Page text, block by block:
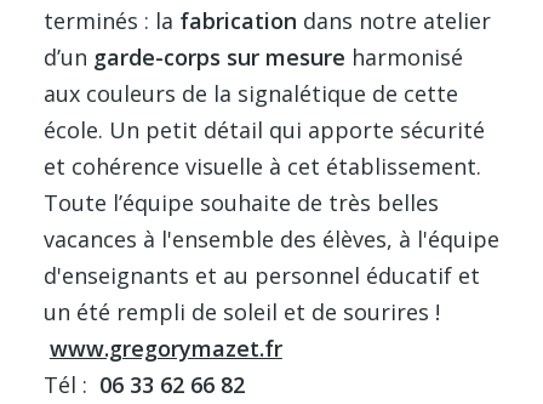
terminés : la fabrication dans notre atelier
d’un garde-corps sur mesure harmonisé
aux couleurs de la signalétique de cette
école. Un petit détail qui apporte sécurité
et cohérence visuelle à cet établissement.
Toute l’équipe souhaite de très belles
vacances à l'ensemble des élèves, à l'équipe
d'enseignants et au personnel éducatif et
un été rempli de soleil et de sourires !
www.gregorymazet.fr
Tél : 06 33 62 66 82